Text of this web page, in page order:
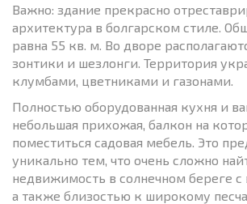
Важно: здание прекрасно
архитектура в болгарском стиле.
равна 55 кв. м. Во дворе
зонтики и шезлонги. Территория
клумбами, цветниками и газонами.
Полностью оборудованная кухня и
небольшая прихожая, балкон на
поместиться садовая мебель. Это
уникально тем, что очень сложно
недвижимость в солнечном береге с
а также близостью к широкому